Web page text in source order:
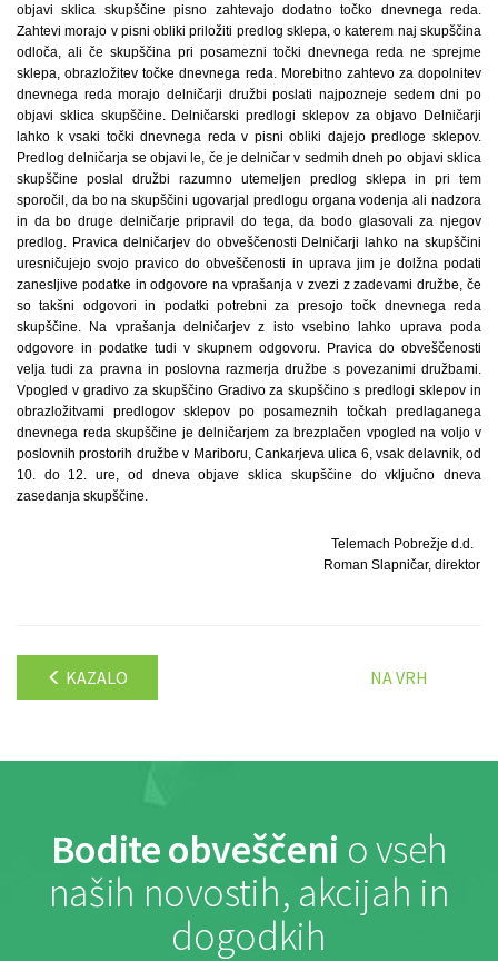
objavi sklica skupščine pisno zahtevajo dodatno točko dnevnega reda.
Zahtevi morajo v pisni obliki priložiti predlog sklepa, o katerem naj skupščina
odloča, ali če skupščina pri posamezni točki dnevnega reda ne sprejme
sklepa, obrazložitev točke dnevnega reda. Morebitno zahtevo za dopolnitev
dnevnega reda morajo delničarji družbi poslati najpozneje sedem dni po
objavi sklica skupščine. Delničarski predlogi sklepov za objavo Delničarji
lahko k vsaki točki dnevnega reda v pisni obliki dajejo predloge sklepov.
Predlog delničarja se objavi le, če je delničar v sedmih dneh po objavi sklica
skupščine poslal družbi razumno utemeljen predlog sklepa in pri tem
sporočil, da bo na skupščini ugovarjal predlogu organa vodenja ali nadzora
in da bo druge delničarje pripravil do tega, da bodo glasovali za njegov
predlog. Pravica delničarjev do obveščenosti Delničarji lahko na skupščini
uresničujejo svojo pravico do obveščenosti in uprava jim je dolžna podati
zanesljive podatke in odgovore na vprašanja v zvezi z zadevami družbe, če
so takšni odgovori in podatki potrebni za presojo točk dnevnega reda
skupščine. Na vprašanja delničarjev z isto vsebino lahko uprava poda
odgovore in podatke tudi v skupnem odgovoru. Pravica do obveščenosti
velja tudi za pravna in poslovna razmerja družbe s povezanimi družbami.
Vpogled v gradivo za skupščino Gradivo za skupščino s predlogi sklepov in
obrazložitvami predlogov sklepov po posameznih točkah predlaganega
dnevnega reda skupščine je delničarjem za brezplačen vpogled na voljo v
poslovnih prostorih družbe v Mariboru, Cankarjeva ulica 6, vsak delavnik, od
10. do 12. ure, od dneva objave sklica skupščine do vključno dneva
zasedanja skupščine.
Telemach Pobrežje d.d.
Roman Slapničar, direktor
KAZALO NA VRH
Bodite obveščeni o vseh
naših novostih, akcijah in
dogodkih